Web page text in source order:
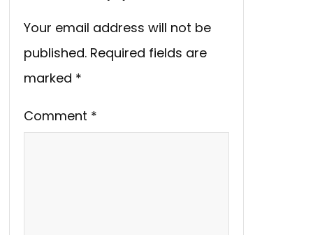
Your email address will not be
published. Required fields are
marked *
Comment *